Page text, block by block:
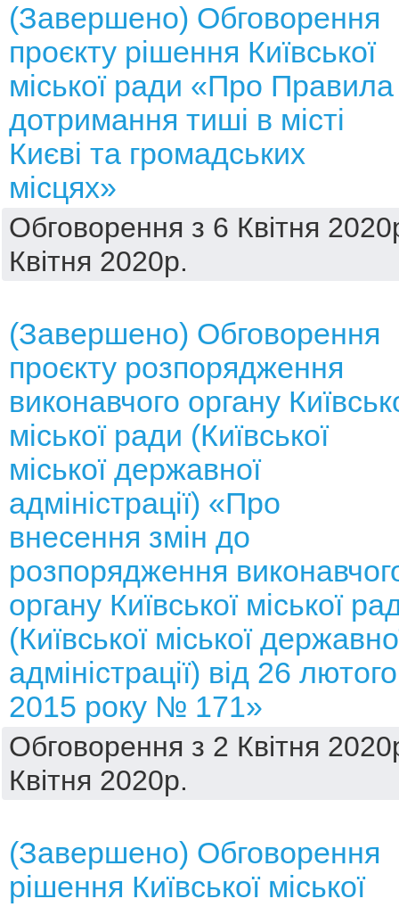
(Завершено) Обговорення
проєкту рішення Київської
міської ради «Про Правила
дотримання тиші в місті
Києві та громадських
місцях»
Обговорення з 6 Квітня
Квітня 2020р.
(Завершено) Обговорення
проєкту розпорядження
виконавчого органу
міської ради (Київської
міської державної
адміністрації) «Про
внесення змін до
розпорядження
органу Київської міської
(Київської міської
адміністрації) від 26 лютого
2015 року № 171»
Обговорення з 2 Квітня
Квітня 2020р.
(Завершено) Обговорення
рішення Київської міської